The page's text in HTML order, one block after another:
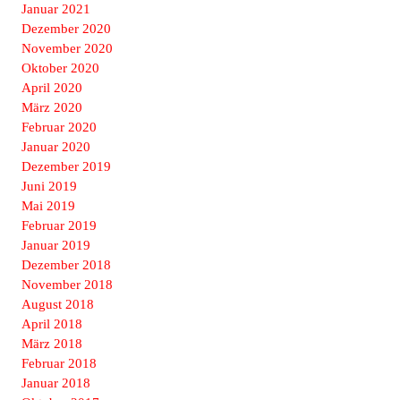
Januar 2021
Dezember 2020
November 2020
Oktober 2020
April 2020
März 2020
Februar 2020
Januar 2020
Dezember 2019
Juni 2019
Mai 2019
Februar 2019
Januar 2019
Dezember 2018
November 2018
August 2018
April 2018
März 2018
Februar 2018
Januar 2018